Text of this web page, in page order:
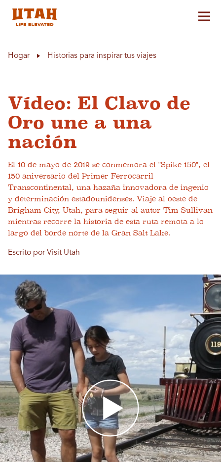
Hogar Historias para inspirar tus viajes
Vídeo: El Clavo de
Oro une a una
nación
El 10 de mayo de 2019 se conmemora el "Spike 150", el
150 aniversario del Primer Ferrocarril
Transcontinental, una hazaña innovadora de ingenio
y determinación estadounidenses. Viaje al oeste de
Brigham City, Utah, para seguir al autor Tim Sullivan
mientras recorre la historia de esta ruta remota a lo
largo del borde norte de la Gran Salt Lake.
Escrito por Visit Utah